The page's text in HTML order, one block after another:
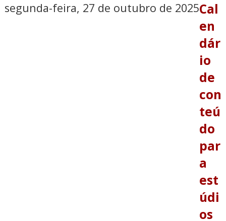
segunda-feira, 27 de outubro de 2025Cal
en
dár
io
de
con
teú
do
par
a
est
údi
os